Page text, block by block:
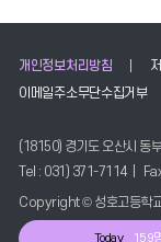
개인정보처리방침
이메일주소무단수집거부
(18150) 경기도 오산시 동
Tel : 031) 371-7114 |
Copyright © 성호고등학
Today 159